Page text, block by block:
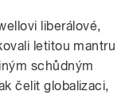
liberálové,
letitou mantru
schůdným
čelit globalizaci,